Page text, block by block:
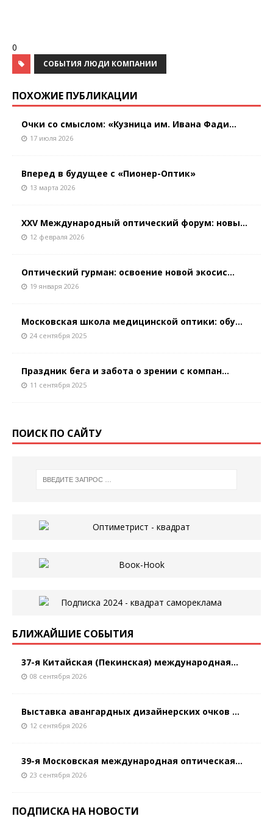
0
СОБЫТИЯ ЛЮДИ КОМПАНИИ
ПОХОЖИЕ ПУБЛИКАЦИИ
Очки со смыслом: «Кузница им. Ивана Фади...
17 июля 2026
Вперед в будущее с «Пионер-Оптик»
13 марта 2026
XXV Международный оптический форум: новы...
12 февраля 2026
Оптический гурман: освоение новой экосис...
19 января 2026
Московская школа медицинской оптики: обу...
24 сентября 2025
Праздник бега и забота о зрении с компан...
11 сентября 2025
ПОИСК ПО САЙТУ
БЛИЖАЙШИЕ СОБЫТИЯ
37-я Китайская (Пекинская) международная...
08 сентября 2026
Выставка авангардных дизайнерских очков ...
12 сентября 2026
39-я Московская международная оптическая...
23 сентября 2026
ПОДПИСКА НА НОВОСТИ